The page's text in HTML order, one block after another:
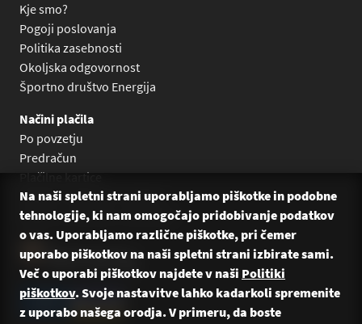
Kje smo?
Pogoji poslovanja
Politika zasebnosti
Okoljska odgovornost
Športno društvo Energija
Načini plačila
Po povzetju
Predračun
Plačilne kartice
Plačilo na obroke Leanpay
Plačilo na obroke s karticami
Na naši spletni strani uporabljamo piškotke in podobne
tehnologije, ki nam omogočajo pridobivanje podatkov
o vas. Uporabljamo različne piškotke, pri čemer
uporabo piškotkov na naši spletni strani izbirate sami.
Več o uporabi piškotkov najdete v naši Politiki
piškotkov. Svoje nastavitve lahko kadarkoli spremenite
z uporabo našega orodja. V primeru, da boste